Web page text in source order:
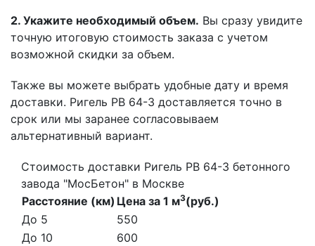
2. Укажите необходимый объем. Вы сразу увидите
точную итоговую стоимость заказа с учетом
возможной скидки за объем.
Также вы можете выбрать удобные дату и время
доставки. Ригель РВ 64-3 доставляется точно в
срок или мы заранее согласовываем
альтернативный вариант.
Стоимость доставки Ригель РВ 64-3 бетонного
завода "МосБетон" в Москве
Расстояние (км) Цена за 1 м3(руб.)
До 5
550
До 10
600